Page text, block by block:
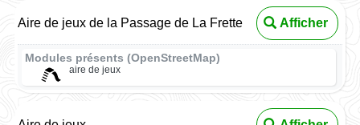
Aire de jeux de la Passage de La Frette Afficher
Modules présents (OpenStreetMap)
aire de jeux